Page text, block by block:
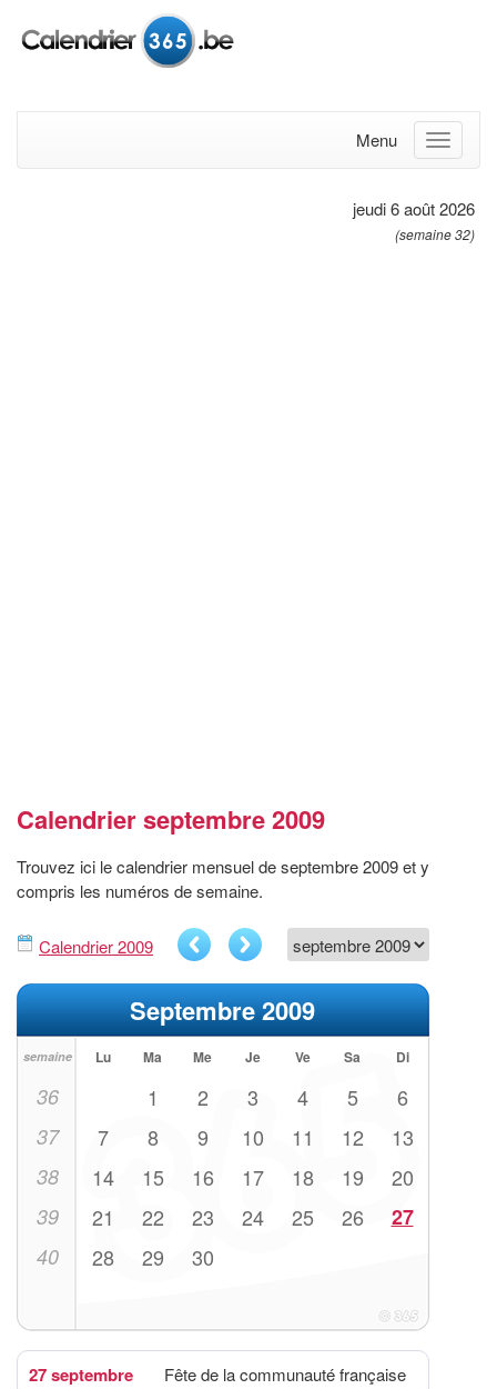
Menu
jeudi 6 août 2026
(semaine 32)
Calendrier septembre 2009
Trouvez ici le calendrier mensuel de septembre 2009 et y
compris les numéros de semaine.
Calendrier 2009
Septembre 2009
semaine Lu Ma Me Je Ve Sa Di
36 1 2 3 4 5 6
37 7 8 9 10 11 12 13
38 14 15 16 17 18 19 20
39 21 22 23 24 25 26 27
40 28 29 30
27 septembre Fête de la communauté française